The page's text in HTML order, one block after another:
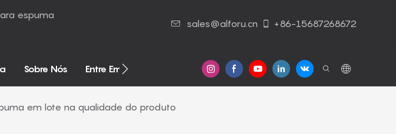
espuma
sales@alforu.cn +86-15687268672
Sobre Nós Entre Em Contato Conosco
em lote na qualidade do produto